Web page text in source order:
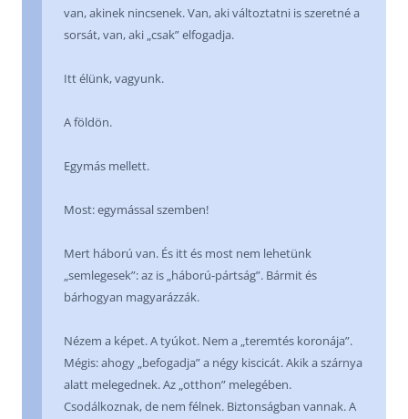
van, akinek nincsenek. Van, aki változtatni is szeretné a
sorsát, van, aki „csak” elfogadja.
Itt élünk, vagyunk.
A földön.
Egymás mellett.
Most: egymással szemben!
Mert háború van. És itt és most nem lehetünk
„semlegesek”: az is „háború-pártság”. Bármit és
bárhogyan magyarázzák.
Nézem a képet. A tyúkot. Nem a „teremtés koronája”.
Mégis: ahogy „befogadja” a négy kiscicát. Akik a szárnya
alatt melegednek. Az „otthon” melegében.
Csodálkoznak, de nem félnek. Biztonságban vannak. A